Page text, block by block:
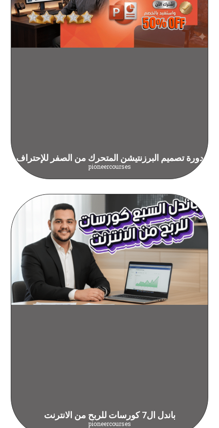
دورة تصميم البرزنتيشن المتحرك من الصفر للإحتراف
pioneercourses
باندل ال7 كورسات للربح من الانترنت
pioneercourses